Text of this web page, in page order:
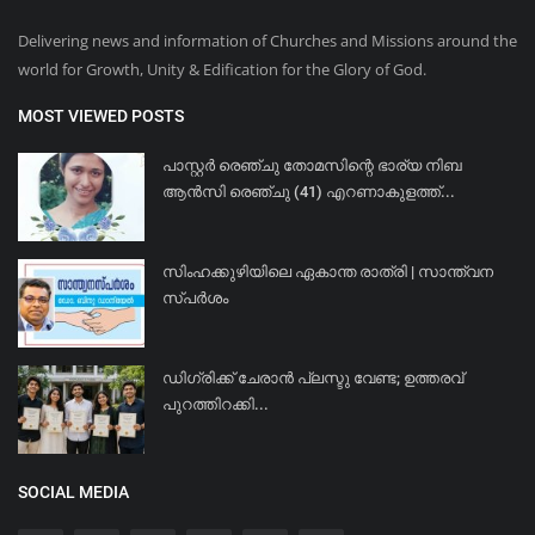
Delivering news and information of Churches and Missions around the
world for Growth, Unity & Edification for the Glory of God.
MOST VIEWED POSTS
പാസ്റ്റർ രെഞ്ചു തോമസിന്റെ ഭാര്യ നിബ
ആൻസി രെഞ്ചു (41) എറണാകുളത്ത്...
സിംഹക്കുഴിയിലെ ഏകാന്ത രാത്രി | സാന്ത്വന
സ്പർശം
ഡിഗ്രിക്ക് ചേരാന്‍ പ്ലസ്ടു വേണ്ട; ഉത്തരവ്
പുറത്തിറക്കി...
SOCIAL MEDIA